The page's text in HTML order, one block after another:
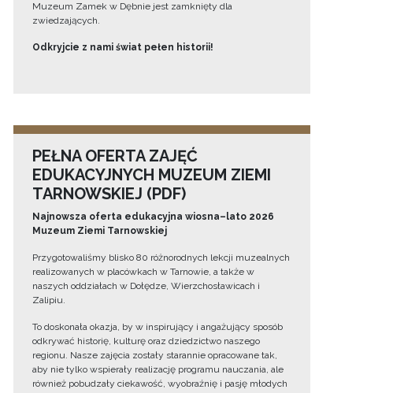
Muzeum Zamek w Dębnie jest zamknięty dla
zwiedzających.
Odkryjcie z nami świat pełen historii!
PEŁNA OFERTA ZAJĘĆ
EDUKACYJNYCH MUZEUM ZIEMI
TARNOWSKIEJ (PDF)
Najnowsza oferta edukacyjna wiosna–lato 2026
Muzeum Ziemi Tarnowskiej
Przygotowaliśmy blisko 80 różnorodnych lekcji muzealnych
realizowanych w placówkach w Tarnowie, a także w
naszych oddziałach w Dołędze, Wierzchosławicach i
Zalipiu.
To doskonała okazja, by w inspirujący i angażujący sposób
odkrywać historię, kulturę oraz dziedzictwo naszego
regionu. Nasze zajęcia zostały starannie opracowane tak,
aby nie tylko wspierały realizację programu nauczania, ale
również pobudzały ciekawość, wyobraźnię i pasję młodych